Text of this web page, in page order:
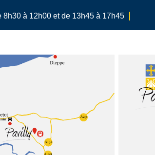
8h30 à 12h00 et de 13h45 à 17h45